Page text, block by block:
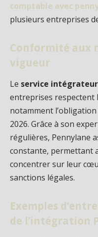
comptable avec
plusieurs entreprises
Conformité aux
vigueur
Le service
entreprises respectent
notamment
2026. Grâce à son
régulières, Pennylane
constante, permettant
concentrer sur leur
sanctions légales.
Exemples
de l’intégration